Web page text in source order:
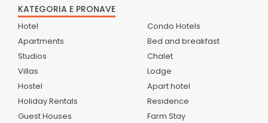
KATEGORIA E PRONAVE
Hotel
Apartments
Studios
Villas
Hostel
Holiday Rentals
Guest Houses
Condo Hotels
Bed and breakfast
Chalet
Lodge
Apart hotel
Residence
Farm Stay